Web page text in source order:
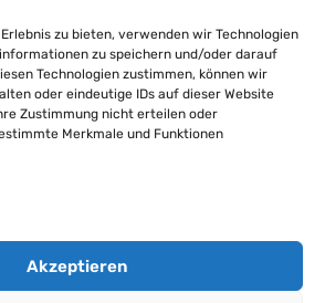
zu bieten, verwenden wir Technologien
zu speichern und/oder darauf
Technologien zustimmen, können wir
oder eindeutige IDs auf dieser Website
Zustimmung nicht erteilen oder
Merkmale und Funktionen
Akzeptieren